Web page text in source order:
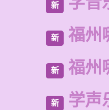
新
新 福州
新 福州
新 学声